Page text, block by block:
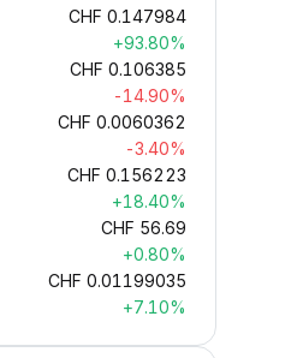
CHF 0.147984
+93.80%
CHF 0.106385
-14.90%
CHF 0.0060362
-3.40%
CHF 0.156223
+18.40%
CHF 56.69
+0.80%
CHF 0.01199035
+7.10%